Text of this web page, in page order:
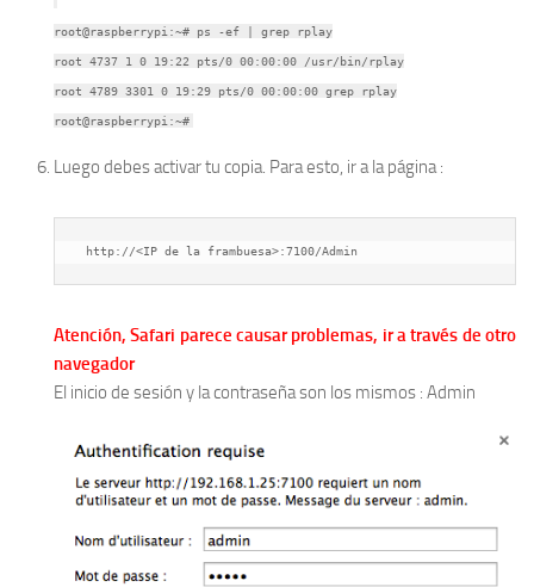
root@raspberrypi:~# ps -ef | grep rplay
root 4737 1 0 19:22 pts/0 00:00:00 /usr/bin/rplay
root 4789 3301 0 19:29 pts/0 00:00:00 grep rplay
root@raspberrypi:~#
Luego debes activar tu copia. Para esto, ir a la página :
http://<IP de la frambuesa>:7100/Admin
Atención, Safari parece causar problemas, ir a través de otro
navegador
El inicio de sesión y la contraseña son los mismos : Admin